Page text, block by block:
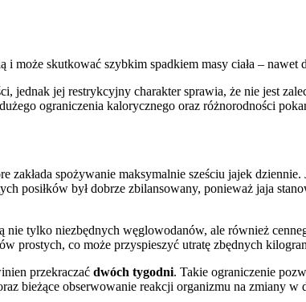
i może skutkować szybkim spadkiem masy ciała – nawet
jednak jej restrykcyjny charakter sprawia, że nie jest
ograniczenia kalorycznego oraz różnorodności
zakłada spożywanie maksymalnie sześciu jajek
posiłków był dobrze zbilansowany, ponieważ jaja
nie tylko niezbędnych węglowodanów, ale również
prostych, co może przyspieszyć utratę zbędnych
przekraczać dwóch tygodni. Takie ograniczenie
bieżące obserwowanie reakcji organizmu na zmiany w